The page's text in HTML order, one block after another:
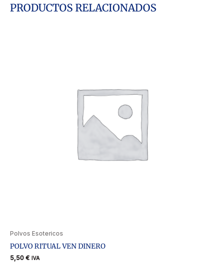
PRODUCTOS RELACIONADOS
Polvos Esotericos
POLVO RITUAL VEN DINERO
5,50 € IVA